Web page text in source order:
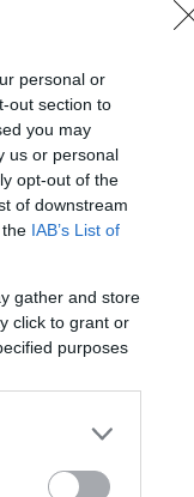
personal or
out section to
you may
us or personal
opt-out of the
of downstream
IAB’s List of
gather and store
click to grant or
purposes